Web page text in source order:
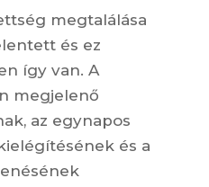
megtalálása
és ez
így van. A
megjelenő
az egynapos
és a